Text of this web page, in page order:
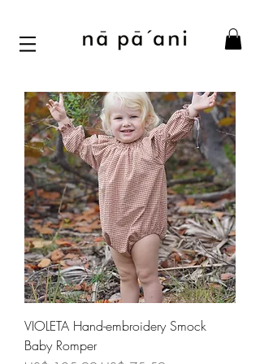
VIOLETA Hand-embroidery Smock
Baby Romper